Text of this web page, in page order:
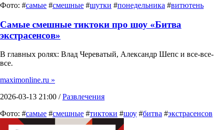
Фото: #самые #смешные #шутки #понедельника #витютень
Самые смешные тиктоки про шоу «Битва
экстрасенсов»
В главных ролях: Влад Череватый, Александр Шепс и все-все-
все.
maximonline.ru »
2026-03-13 21:00 /Развлечения
Фото: #самые #смешные #тиктоки #шоу #битва #экстрасенсов